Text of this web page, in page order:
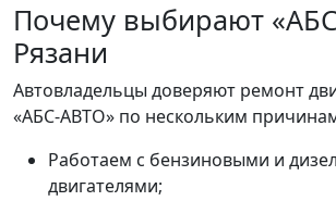
Почему выбирают
Рязани
Автовладельцы доверяют ремонт
«АБС-АВТО» по нескольким
Работаем с бензиновыми и
двигателями;